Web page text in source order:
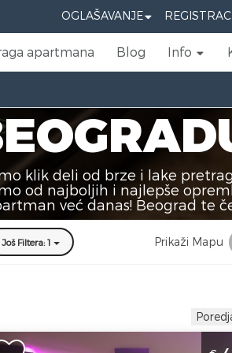
OGLAŠAVANJE
apartmana Blog Info
klik deli od brze i lake
od najboljih i najlepše
već danas! Beograd te
Još Filtera: 1 Prikaži Mapu
Apartman Little Mermaid